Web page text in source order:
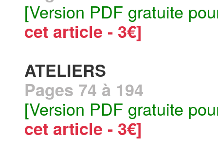
[Version PDF gratuite
cet article - 3€]
ATELIERS
Pages 74 à 194
[Version PDF gratuite
cet article - 3€]